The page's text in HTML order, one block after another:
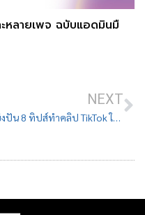
หลายเพจ ฉบับแอดมินมื
NEXT
แบ่งปัน 8 ทิปส์ทำคลิป TikTok ให้ดึงดูดใจคนดู อัปเดตปี 2024